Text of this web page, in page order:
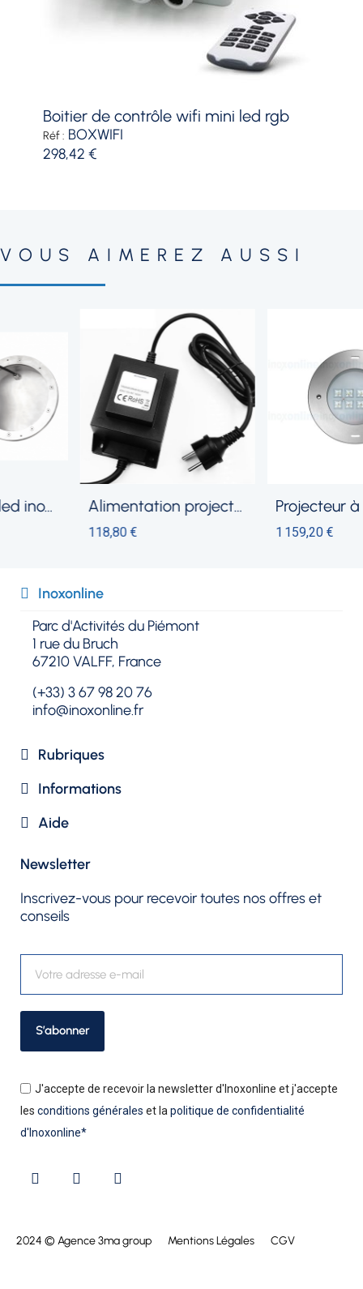
boitier de contrôle wifi mini led rgb
Réf : BOXWIFI
298,42 €
VOUS AIMEREZ AUSSI
alimentation projecteur mini led projecteur à led 202
Inoxonline​
Parc d'Activités du Piémont
1 rue du Bruch
67210 VALFF, France
(+33) 3 67 98 20 76
info@inoxonline.fr
Rubriques​
Informations
Aide
Newsletter​
Inscrivez-vous pour recevoir toutes nos offres et
conseils
S’abonner
J'accepte de recevoir la newsletter d'Inoxonline et j'accepte
les conditions générales et la politique de confidentialité
d'Inoxonline*
2024 © Agence 3ma group Mentions Légales CGV